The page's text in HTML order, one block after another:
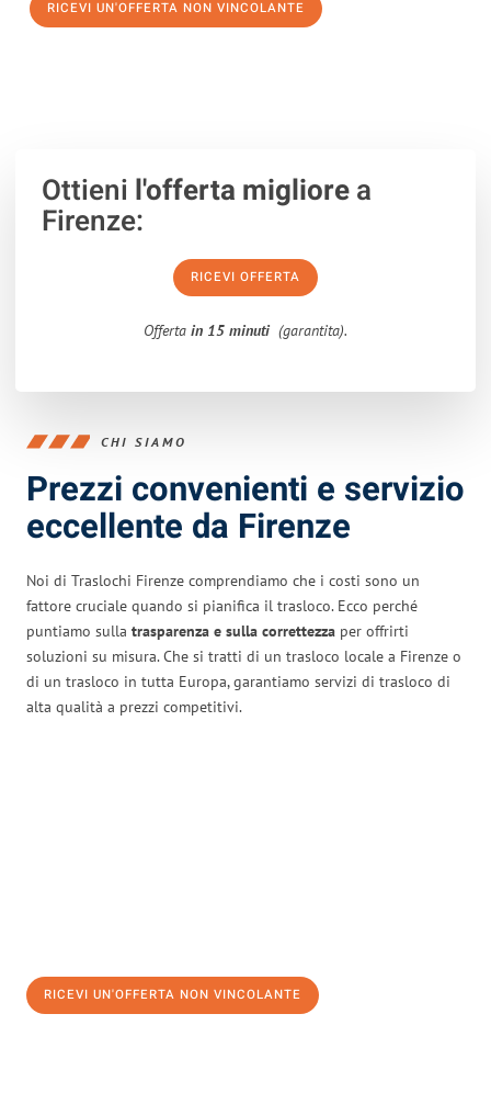
RICEVI UN'OFFERTA NON VINCOLANTE
Ottieni l'offerta migliorea
Firenze:
RICEVI OFFERTA
Offerta in 15 minuti (garantita).
CHI SIAMO
Prezzi convenienti e servizio
eccellente da Firenze
Noi di Traslochi Firenze comprendiamo che i costi sono un
fattore cruciale quando si pianifica il trasloco. Ecco perché
puntiamo sulla trasparenza e sulla correttezza per offrirti
soluzioni su misura. Che si tratti di un trasloco locale a Firenze o
di un trasloco in tutta Europa, garantiamo servizi di trasloco di
alta qualità a prezzi competitivi.
RICEVI UN'OFFERTA NON VINCOLANTE